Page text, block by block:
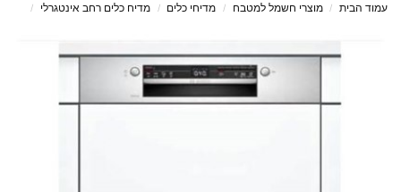
עמוד הבית / מוצרי חשמל למטבח / מדיחי כלים / מדיח כלים רחב אינטגרלי /